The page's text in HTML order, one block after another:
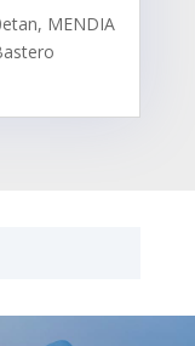
MENDIA